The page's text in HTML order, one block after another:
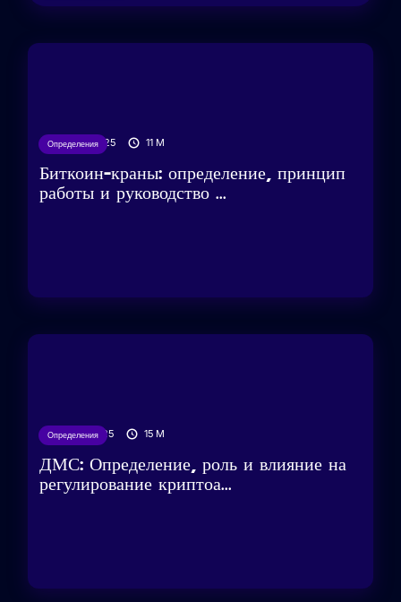
Определения
27/03/2025 11 M
Биткоин-краны: определение, принцип
работы и руководство ...
Определения
21/03/2025 15 M
ДМС: Определение, роль и влияние на
регулирование криптоа...